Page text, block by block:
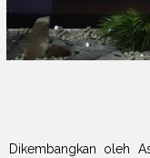
Dikembangkan oleh